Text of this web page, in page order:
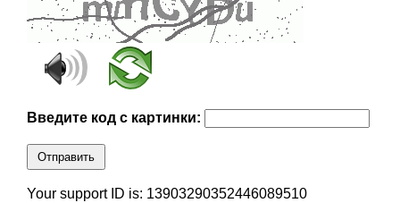
Введите код с картинки:
Отправить
Your support ID is: 13903290352446089510